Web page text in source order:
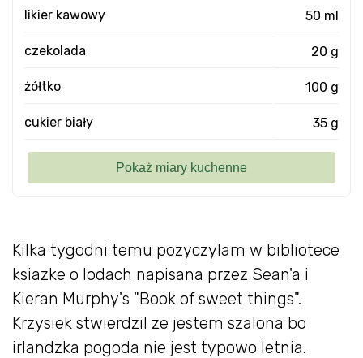
Kilka tygodni temu pozyczylam w bibliotece
ksiazke o lodach napisana przez Sean'a i
Kieran Murphy's "Book of sweet things".
Krzysiek stwierdzil ze jestem szalona bo
irlandzka pogoda nie jest typowo letnia.
likier kawowy 50 ml
czekolada 20 g
żółtko 100 g
cukier biały 35 g